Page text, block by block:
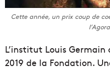
Cette année, un prix coup de
L’institut Louis
2019 de la Fondation.